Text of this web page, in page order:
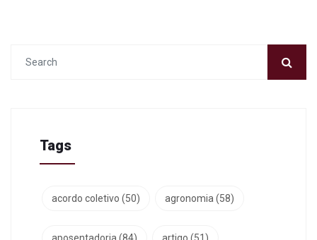
Tags
acordo coletivo (50) agronomia (58)
aposentadoria (84) artigo (51)